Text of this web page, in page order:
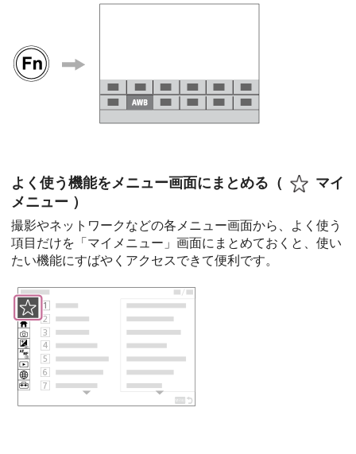
よく使う機能をメニュー画面にまとめる（
マイ
メニュー ）
撮影やネットワークなどの各メニュー画面から、よく使う
項目だけを「 マイメニュー 」画面にまとめておくと、使い
たい機能にすばやくアクセスできて便利です。